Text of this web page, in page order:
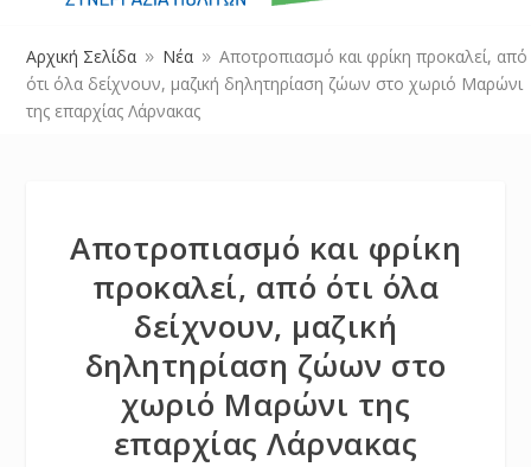
Αρχική Σελίδα 9 Νέα 9 Αποτροπιασμό και φρίκη προκαλεί, από
ότι όλα δείχνουν, μαζική δηλητηρίαση ζώων στο χωριό Μαρώνι
της επαρχίας Λάρνακας
Αποτροπιασμό και φρίκη
προκαλεί, από ότι όλα
δείχνουν, μαζική
δηλητηρίαση ζώων στο
χωριό Μαρώνι της
επαρχίας Λάρνακας